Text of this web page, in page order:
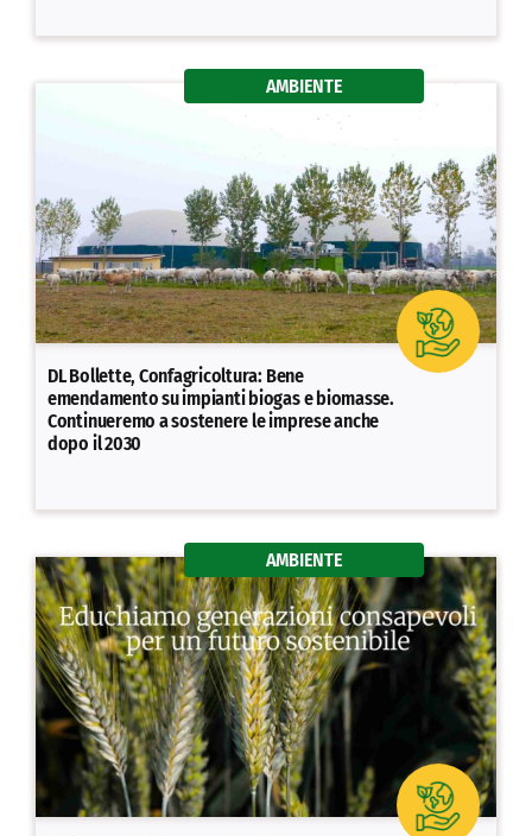
DL Bollette, Confagricoltura: Bene
emendamento su impianti biogas e biomasse.
Continueremo a sostenere le imprese anche
dopo il 2030
AMBIENTE
AMBIENTE